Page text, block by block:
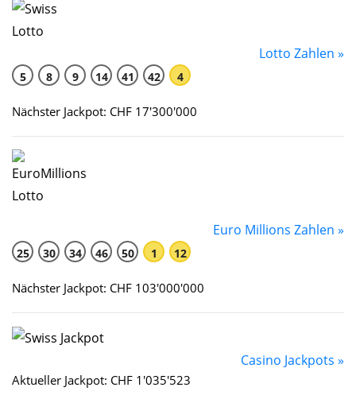
Lotto Zahlen »
5 8 9 14 41 42 4
Nächster Jackpot: CHF 17'300'000
Euro Millions Zahlen »
25 30 34 46 50 1 12
Nächster Jackpot: CHF 103'000'000
Casino Jackpots »
Aktueller Jackpot: CHF 1'035'523